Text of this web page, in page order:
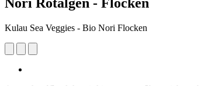
Kulau Sea Veggies - Bio Nori Flocken